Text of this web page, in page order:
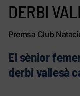
DERBI
Premsa Club
El sènior
derbi vallesà